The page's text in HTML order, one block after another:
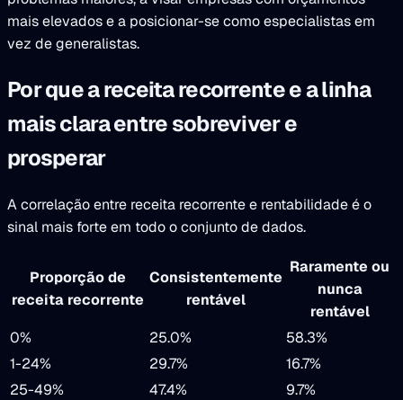
mais elevados e a posicionar-se como especialistas em
vez de generalistas.
Por que a receita recorrente e a linha
mais clara entre sobreviver e
prosperar
A correlação entre receita recorrente e rentabilidade é o
sinal mais forte em todo o conjunto de dados.
Proporção de
receita recorrente
Consistentemente
rentável
Raramente ou
nunca
rentável
0%
25.0%
58.3%
1-24%
29.7%
16.7%
25-49%
47.4%
9.7%